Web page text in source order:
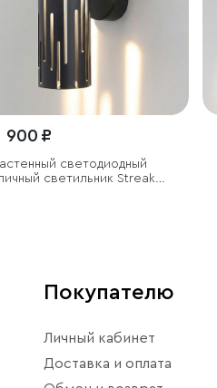
900 ₽
светодиодный
светильник Streak
Покупателю
Личный кабинет
Доставка и оплата